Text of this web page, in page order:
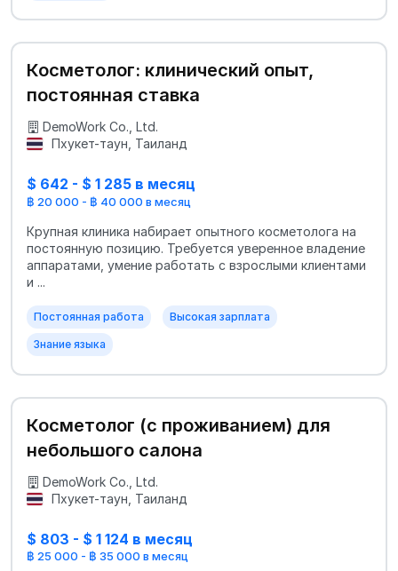
Косметолог: клинический опыт,
постоянная ставка
DemoWork Co., Ltd.
Пхукет-таун, Таиланд
$ 642 - $ 1 285 в месяц
฿ 20 000 - ฿ 40 000 в месяц
Крупная клиника набирает опытного косметолога на
постоянную позицию. Требуется уверенное владение
аппаратами, умение работать с взрослыми клиентами
и ...
Постоянная работа Высокая зарплата
Знание языка
Косметолог (с проживанием) для
небольшого салона
DemoWork Co., Ltd.
Пхукет-таун, Таиланд
$ 803 - $ 1 124 в месяц
฿ 25 000 - ฿ 35 000 в месяц